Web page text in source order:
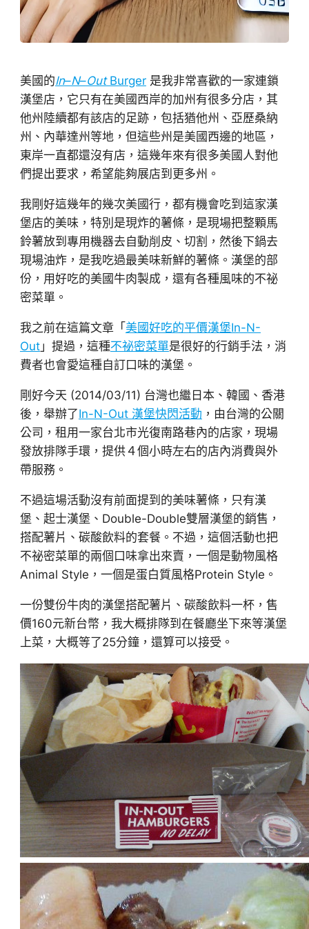
美國的In–N–OutBurger是我非常喜歡的一家連鎖
漢堡店，它只有在美國西岸的加州有很多分店，其
他州陸續都有該店的足跡，包括猶他州、亞歷桑納
州、內華達州等地，但這些州是美國西邊的地區，
東岸一直都還沒有店，這幾年來有很多美國人對他
們提出要求，希望能夠展店到更多州。
我剛好這幾年的幾次美國行，都有機會吃到這家漢
堡店的美味，特別是現炸的薯條，是現場把整顆馬
鈴薯放到專用機器去自動削皮、切割，然後下鍋去
現場油炸，是我吃過最美味新鮮的薯條。漢堡的部
份，用好吃的美國牛肉製成，還有各種風味的不祕
密菜單。
我之前在這篇文章「美國好吃的平價漢堡In-N-
Out」提過，這種不祕密菜單是很好的行銷手法，消
費者也會愛這種自訂口味的漢堡。
剛好今天 (2014/03/11) 台灣也繼日本、韓國、香港
後，舉辦了In-N-Out 漢堡快閃活動 ，由台灣的公關
公司，租用一家台北市光復南路巷內的店家，現場
發放排隊手環，提供４個小時左右的店內消費與外
帶服務。
不過這場活動沒有前面提到的美味薯條，只有漢
堡、起士漢堡、Double-Double雙層漢堡的銷售，
搭配薯片、碳酸飲料的套餐。不過，這個活動也把
不祕密菜單的兩個口味拿出來賣，一個是動物風格
Animal Style，一個是蛋白質風格Protein Style。
一份雙份牛肉的漢堡搭配薯片、碳酸飲料一杯，售
價160元新台幣，我大概排隊到在餐廳坐下來等漢堡
上菜，大概等了25分鐘，還算可以接受。